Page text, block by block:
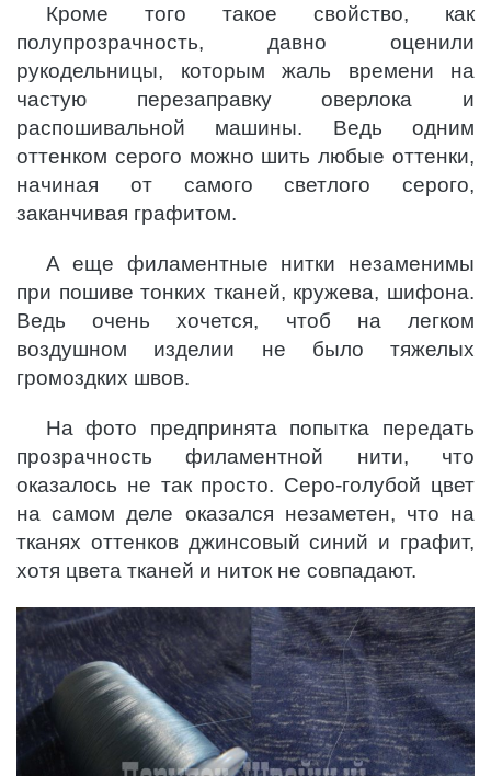
Кроме того такое свойство, как
полупрозрачность, давно оценили
рукодельницы, которым жаль времени на
частую перезаправку оверлока и
распошивальной машины. Ведь одним
оттенком серого можно шить любые оттенки,
начиная от самого светлого серого,
заканчивая графитом.
А еще филаментные нитки незаменимы
при пошиве тонких тканей, кружева, шифона.
Ведь очень хочется, чтоб на легком
воздушном изделии не было тяжелых
громоздких швов.
На фото предпринята попытка передать
прозрачность филаментной нити, что
оказалось не так просто. Серо-голубой цвет
на самом деле оказался незаметен, что на
тканях оттенков джинсовый синий и графит,
хотя цвета тканей и ниток не совпадают.